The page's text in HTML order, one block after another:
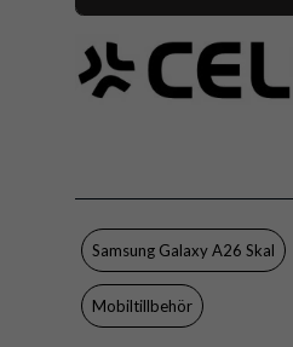
Passar till
Material
Varumärke
Tillverkarens art nr
Samsung Galaxy A26 Skal
Mobiltillbehör